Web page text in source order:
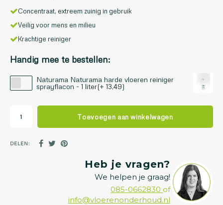
Concentraat, extreem zuinig in gebruik
Veilig voor mens en milieu
Krachtige reiniger
Handig mee te bestellen:
Naturama Naturama harde vloeren reiniger
sprayflacon - 1 liter(+ 13,49)
Toevoegen aan winkelwagen
DELEN:
Heb je vragen?
We helpen je graag!
085-0662830 of
info@vloerenonderhoud.nl